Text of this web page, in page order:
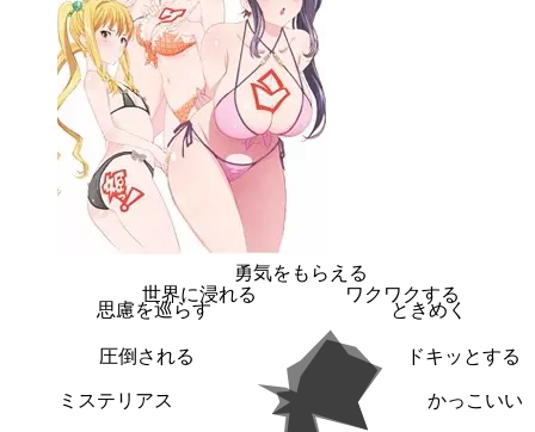
勇気をもらえる
ワクワクする
ときめく
ドキッとする
かっこいい
ミステリアス
圧倒される
思慮を巡らす
世界に浸れる